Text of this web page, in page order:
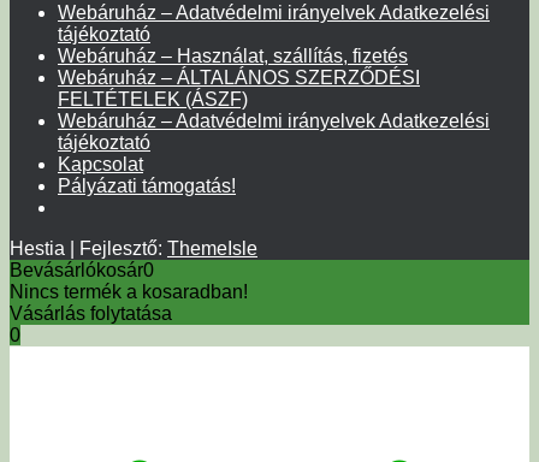
Webáruház – Adatvédelmi irányelvek Adatkezelési
tájékoztató
Webáruház – Használat, szállítás, fizetés
Webáruház – ÁLTALÁNOS SZERZŐDÉSI
FELTÉTELEK (ÁSZF)
Webáruház – Adatvédelmi irányelvek Adatkezelési
tájékoztató
Kapcsolat
Pályázati támogatás!
Hestia | Fejlesztő: ThemeIsle
Bevásárlókosár0
Nincs termék a kosaradban!
Vásárlás folytatása
0